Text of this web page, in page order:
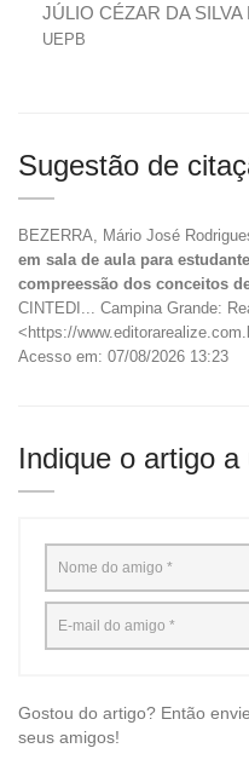
JÚLIO CÉZAR DA
UEPB
Sugestão de
BEZERRA, Mário José
em sala de aula para
compreessão dos conceitos
CINTEDI... Campina Grande:
<https://
Acesso em: 07/08/2026 13:23
Indique o artigo
Gostou do artigo? Então
seus amigos!